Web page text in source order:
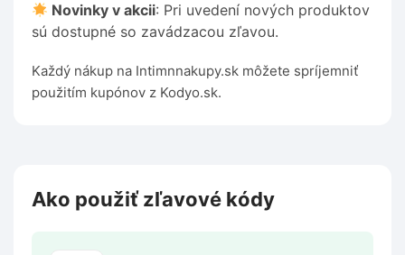
Novinky v akcii: Pri uvedení nových produktov
sú dostupné so zavádzacou zľavou.
Každý nákup na Intimnnakupy.sk môžete spríjemniť
použitím kupónov z Kodyo.sk.
Ako použiť zľavové kódy